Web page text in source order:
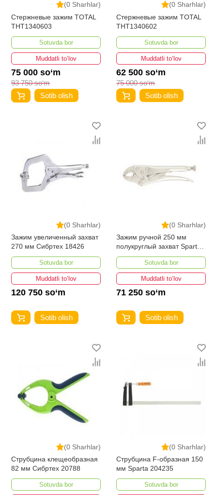
(0 Sharhlar)
Стержневые зажим TOTAL
THT1340603
Sotuvda bor
Muddatli to‘lov
75 000 so‘m
93 750 so‘m
Sotib olish
(0 Sharhlar)
Стержневые зажим TOTAL
THT1340602
Sotuvda bor
Muddatli to‘lov
62 500 so‘m
75 000 so‘m
Sotib olish
(0 Sharhlar)
Зажим увеличенный захват
270 мм Сибртех 18426
Sotuvda bor
Muddatli to‘lov
120 750 so‘m
Sotib olish
(0 Sharhlar)
Зажим ручной 250 мм
полукруглый захват Sparta
184305
Sotuvda bor
Muddatli to‘lov
71 250 so‘m
Sotib olish
(0 Sharhlar)
Струбцина клещеобразная
82 мм Сибртех 20788
Sotuvda bor
(0 Sharhlar)
Струбцина F-образная 150
мм Sparta 204235
Sotuvda bor